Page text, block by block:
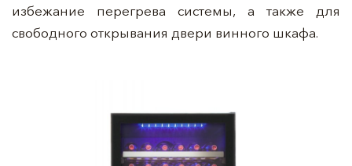
избежание перегрева системы, а также для
свободного открывания двери винного шкафа.